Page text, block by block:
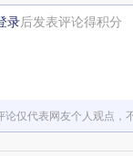
录后发表评论得积分
论仅代表网友个人观点，